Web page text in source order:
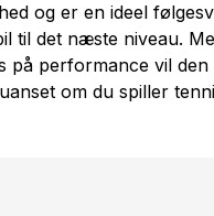
og er en ideel
til det næste niveau.
på performance vil
om du spiller